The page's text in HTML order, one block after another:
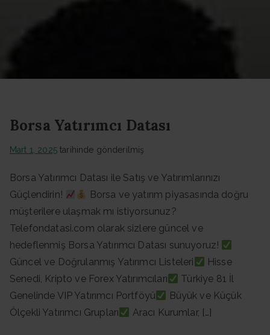
Borsa Yatırımcı Datası
Mart 1, 2025tarihinde gönderilmiş
Borsa Yatırımcı Datası ile Satış ve Yatırımlarınızı
Güçlendirin!
Borsa ve yatırım piyasasında doğru
müşterilere ulaşmak mı istiyorsunuz?
Telefondatasi.com olarak sizlere güncel ve
hedeflenmiş Borsa Yatırımcı Datası sunuyoruz!
Güncel ve Doğrulanmış Yatırımcı Listeleri
Hisse
Senedi, Kripto ve Forex Yatırımcıları
Türkiye 81 İl
Genelinde VIP Yatırımcı Portföyü
Büyük ve Küçük
Ölçekli Yatırımcı Grupları
Aracı Kurumlar, […]